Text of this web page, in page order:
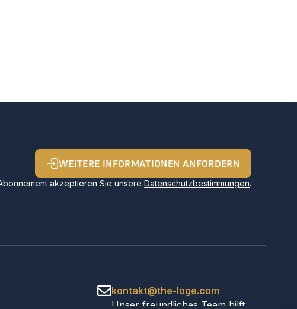
WEITERE INFORMATIONEN ANFORDERN
akzeptieren Sie unsereDatenschutzbestimmungen.
kontakt@the-loge.com
Unser freundliches Team hilft